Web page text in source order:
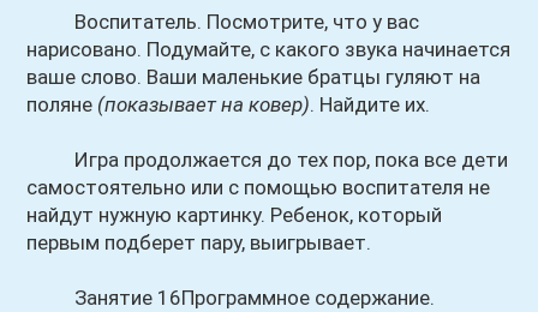
Воспитатель. Посмотрите, что у вас
нарисовано. Подумайте, с какого звука начинается
ваше слово. Ваши маленькие братцы гуляют на
поляне (показывает на ковер). Найдите их.
Игра продолжается до тех пор, пока все дети
самостоятельно или с помощью воспитателя не
найдут нужную картинку. Ребенок, который
первым подберет пару, выигрывает.
Занятие 16Программное содержание.